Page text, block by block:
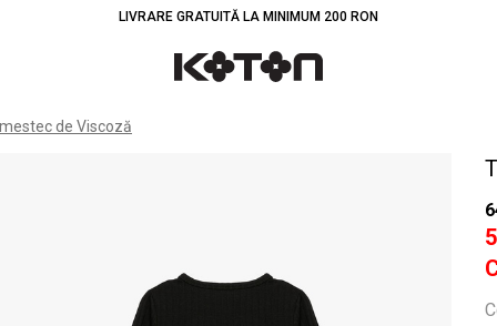
LIVRARE GRATUITĂ LA MINIMUM 200 RON
de Viscoză